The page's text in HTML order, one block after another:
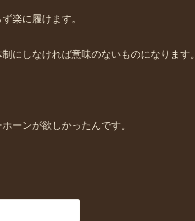
楽に履けます。
にしなければ意味のないものになります。
ーンが欲しかったんです。